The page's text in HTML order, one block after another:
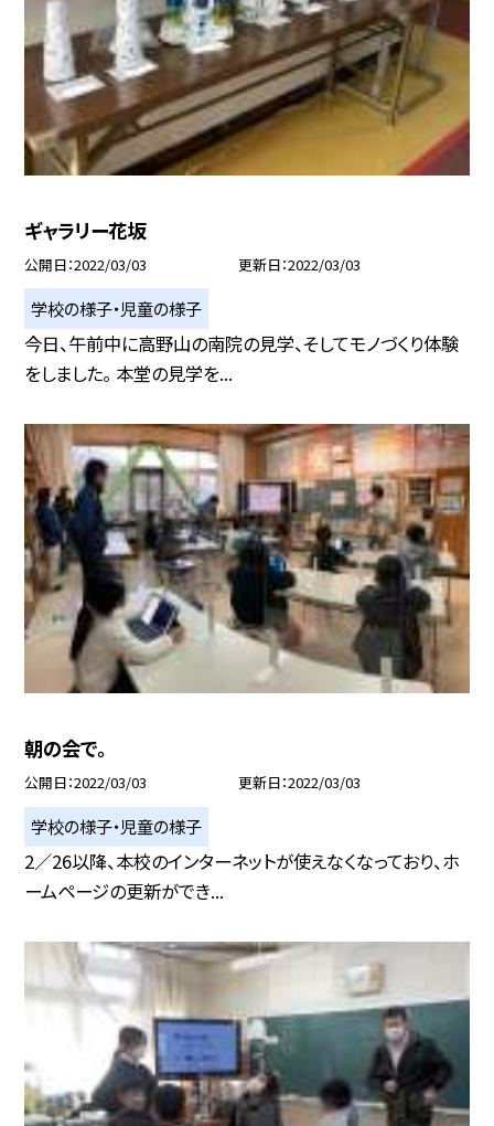
ギャラリー花坂
公開日 2022/03/03 更新日 2022/03/03
学校の様子・児童の様子
今日、午前中に高野山の南院の見学、そしてモノづくり体験
をしました。 本堂の見学を...
朝の会で。
公開日 2022/03/03 更新日 2022/03/03
学校の様子・児童の様子
2／26以降、本校のインターネットが使えなくなっており、ホ
ームページの更新ができ...